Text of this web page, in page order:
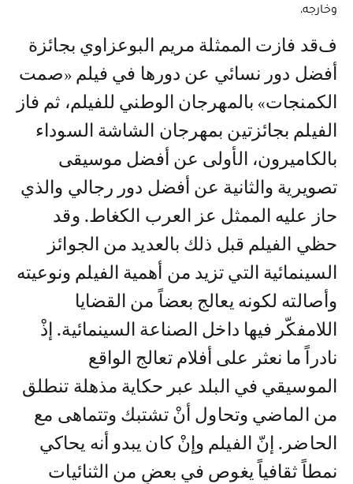
وخارجه.
فقد فازت الممثلة مريم البوعزاوي بجائزة
أفضل دور نسائي عن دورها في فيلم «صمت
الكمنجات» بالمهرجان الوطني للفيلم، ثم فاز
الفيلم بجائزتين بمهرجان الشاشة السوداء
بالكاميرون، الأولى عن أفضل موسيقى
تصويرية والثانية عن أفضل دور رجالي والذي
حاز عليه الممثل عز العرب الكغاط. وقد
حظي الفيلم قبل ذلك بالعديد من الجوائز
السينمائية التي تزيد من أهمية الفيلم ونوعيته
وأصالته لكونه يعالج بعضاً من القضايا
اللامفكّر فيها داخل الصناعة السينمائية. إذْ
نادراً ما نعثر على أفلام تعالج الواقع
الموسيقي في البلد عبر حكاية مذهلة تنطلق
من الماضي وتحاول أنْ تشتبك وتتماهى مع
الحاضر. إنّ الفيلم وإنْ كان يبدو أنه يحاكي
نمطاً ثقافياً يغوص في بعضٍ من الثنائيات